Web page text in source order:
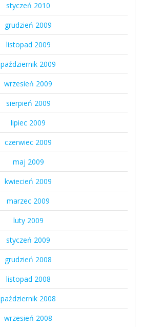
styczeń 2010
grudzień 2009
listopad 2009
październik 2009
wrzesień 2009
sierpień 2009
lipiec 2009
czerwiec 2009
maj 2009
kwiecień 2009
marzec 2009
luty 2009
styczeń 2009
grudzień 2008
listopad 2008
październik 2008
wrzesień 2008